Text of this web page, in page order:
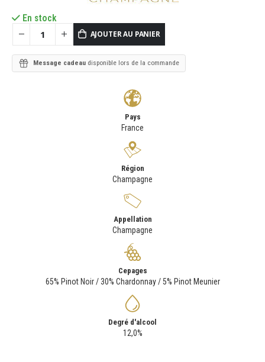
En stock
AJOUTER AU PANIER
Message cadeau disponible lors de la commande
Pays
France
Région
Champagne
Appellation
Champagne
Cepages
65% Pinot Noir / 30% Chardonnay / 5% Pinot Meunier
Degré d'alcool
12,0%